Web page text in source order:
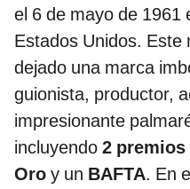
el 6 de mayo de 1961
Estados Unidos.
dejado una marca
guionista, productor,
impresionante
incluyendo 2 premios
Oro y un BAFTA. En